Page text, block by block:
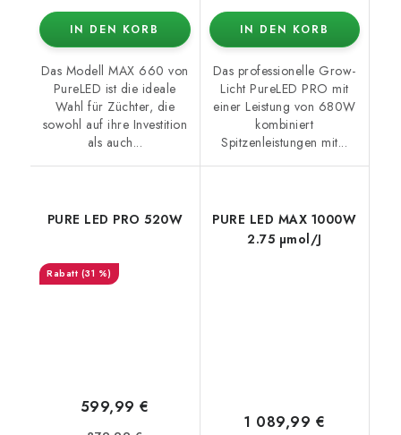
IN DEN KORB
Das Modell MAX 660 von
PureLED ist die ideale
Wahl für Züchter, die
sowohl auf ihre Investition
als auch...
IN DEN KORB
Das professionelle Grow-
Licht PureLED PRO mit
einer Leistung von 680W
kombiniert
Spitzenleistungen mit...
PURE LED PRO 520W
(31 %)
599,99 €
PURE LED MAX 1000W
2.75 µmol/J
1 089,99 €